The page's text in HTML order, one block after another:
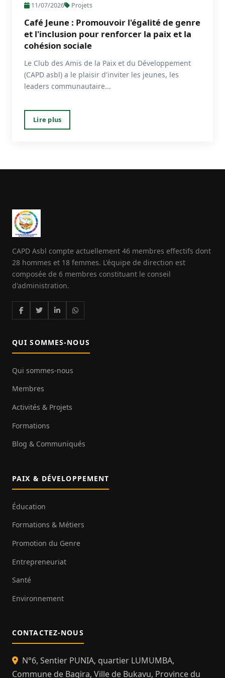
11/07/2026 Projets
Café Jeune : Promouvoir l'égalité de genre
et l'inclusion pour renforcer la paix et la
cohésion sociale
Le Club des Amis de la Paix et du Développement
(CAPD asbl) a le plaisir d'inviter les jeunes, les
leaders communautaire...
Lire plus
CAPD Asbl compte actuellement 46 membres effectifs dont
28 hommes et 18 femmes. L'équipe de direction est
composée de 6 membres constituant le conseil
d'administration.
QUI SOMMES-NOUS
Qui sommes-nous
Membres
Activités & Projets
Formations
Blog & Communiqués
PAIX & DÉVELOPPEMENT
Éducation
Formations & Métiers
Promotion du Genre
Entrepreneuriat
Santé
Environnement
CONTACTEZ-NOUS
N°6, Sentier PUNIA, quartier LUMUMBA,
Commune de Bagira, Ville de Bukavu, Province du